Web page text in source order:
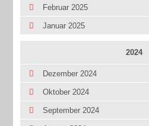
Februar 2025
Januar 2025
2024
Dezember 2024
Oktober 2024
September 2024